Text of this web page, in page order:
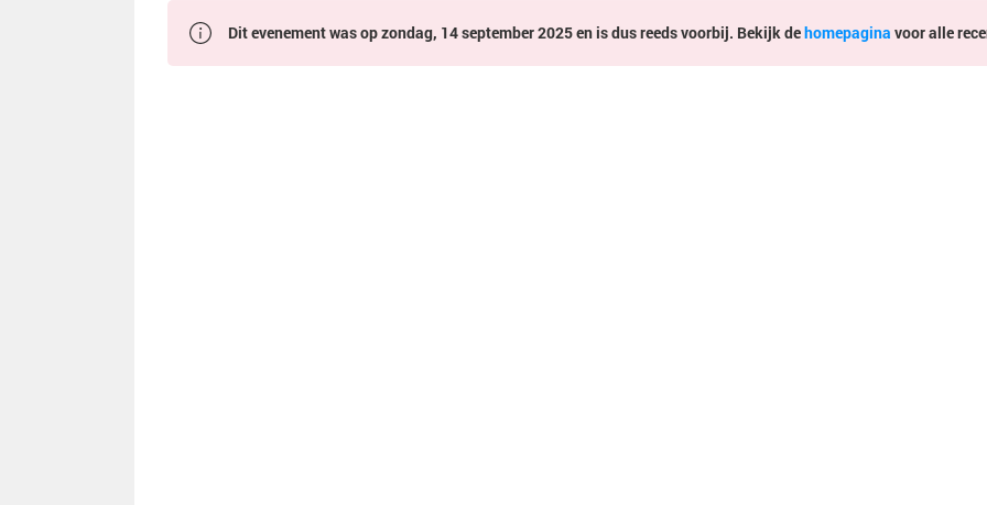
Dit evenement was op zondag, 14 september 2025 en is dus reeds voorbij. Bekijk dehomepagina voor alle